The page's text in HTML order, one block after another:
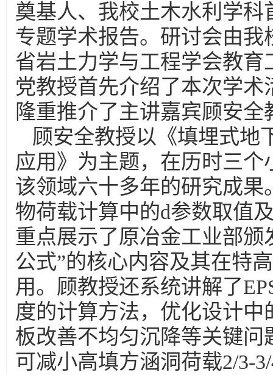
奠基人、我校土木水利学
专题学术报告。研讨会由
省岩土力学与工程学会教
党教授首先介绍了本次学
隆重推介了主讲嘉宾顾安全
顾安全教授以《填埋式地
应用》为主题，在历时三
该领域六十多年的研究成
物荷载计算中的d参数取值
重点展示了原冶金工业部颁
公式”的核心内容及其在特
用。顾教授还系统讲解了
度的计算方法，优化设计中
板改善不均匀沉降等关键问
可减小高填方涵洞荷载2/3-